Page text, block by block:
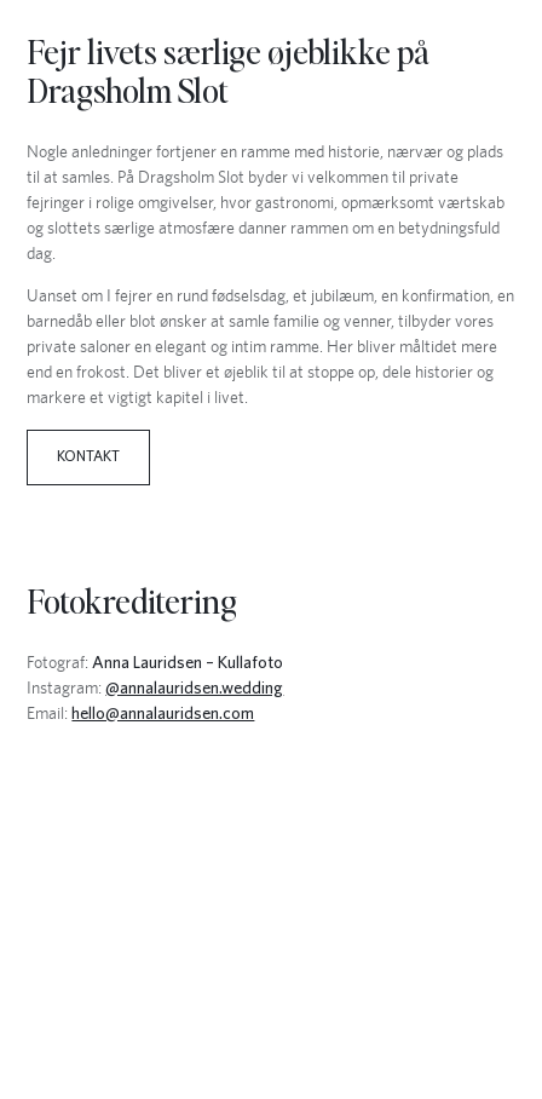
Fejr livets særlige øjeblikke på
Dragsholm Slot
Nogle anledninger fortjener en ramme med historie, nærvær og plads
til at samles. På Dragsholm Slot byder vi velkommen til private
fejringer i rolige omgivelser, hvor gastronomi, opmærksomt værtskab
og slottets særlige atmosfære danner rammen om en betydningsfuld
dag.
Uanset om I fejrer en rund fødselsdag, et jubilæum, en konfirmation, en
barnedåb eller blot ønsker at samle familie og venner, tilbyder vores
private saloner en elegant og intim ramme. Her bliver måltidet mere
end en frokost. Det bliver et øjeblik til at stoppe op, dele historier og
markere et vigtigt kapitel i livet.
KONTAKT
Fotokreditering
Fotograf: Anna Lauridsen – Kullafoto
Instagram:@annalauridsen.wedding
Email:hello@annalauridsen.com